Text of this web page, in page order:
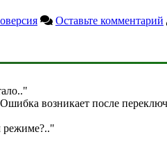
Оставьте комментарий
.."
возникает после
режиме?.."